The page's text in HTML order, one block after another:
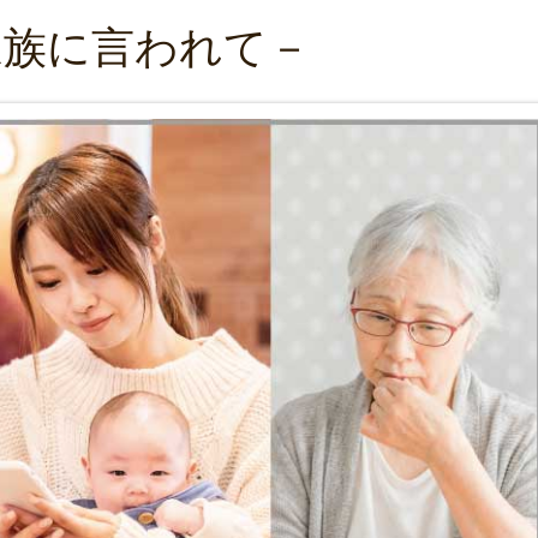
に言われて－